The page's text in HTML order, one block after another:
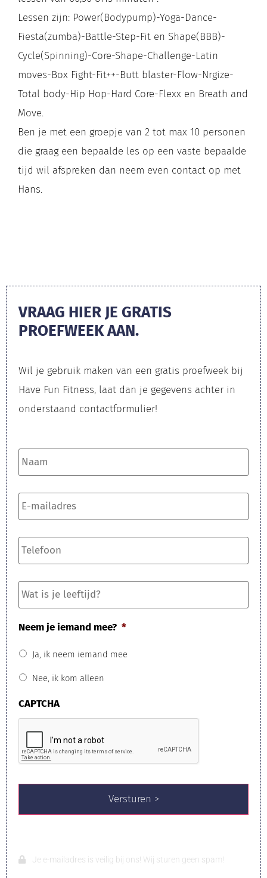
Lessen zijn: Power(Bodypump)-Yoga-Dance-
Fiesta(zumba)-Battle-Step-Fit en Shape(BBB)-
Cycle(Spinning)-Core-Shape-Challenge-Latin
moves-Box Fight-Fit++-Butt blaster-Flow-Nrgize-
Total body-Hip Hop-Hard Core-Flexx en Breath and
Move.
Ben je met een groepje van 2 tot max 10 personen
die graag een bepaalde les op een vaste bepaalde
tijd wil afspreken dan neem even contact op met
Hans.
VRAAG HIER JE GRATIS
PROEFWEEK AAN.
Wil je gebruik maken van een gratis proefweek bij
Have Fun Fitness, laat dan je gegevens achter in
onderstaand contactformulier!​
Naam *
E-
mailadres *
Telefoon *
Wat
is
je
Neem je iemand mee? *
Ja, ik neem iemand mee
Nee, ik kom alleen
CAPTCHA
Je e-mailadres is veilig bij ons! Wij sturen geen spam!